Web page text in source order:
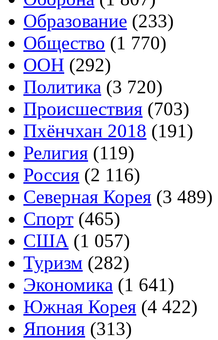
Образование (233)
Общество (1 770)
ООН (292)
Политика (3 720)
Происшествия (703)
Пхёнчхан 2018 (191)
Религия (119)
Россия (2 116)
Северная Корея (3 489)
Спорт (465)
США (1 057)
Туризм (282)
Экономика (1 641)
Южная Корея (4 422)
Япония (313)